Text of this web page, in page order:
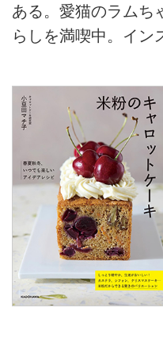
ある。愛猫のラムち
らしを満喫中。イン